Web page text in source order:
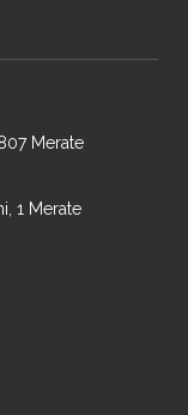
Merate
1 Merate